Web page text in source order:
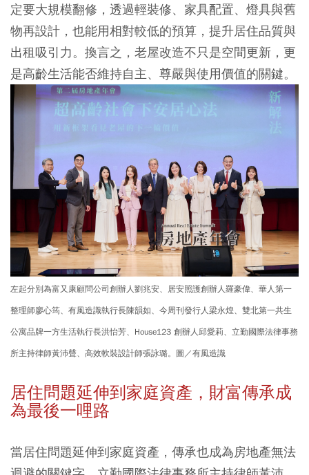
定要大規模翻修，透過輕裝修、家具配置、燈具與舊
物再設計，也能用相對較低的預算，提升居住品質與
出租吸引力。換言之，老屋改造不只是空間更新，更
是高齡生活能否維持自主、尊嚴與使用價值的關鍵。
左起分別為富又康顧問公司創辦人劉兆安、居安照護創辦人羅豪偉、華人第一
整理師廖心筠、有風造識執行長陳韻如、今周刊發行人梁永煌、雙北第一共生
公寓品牌一方生活執行長洪怡芳、House123 創辦人邱愛莉、立勤國際法律事務
所主持律師黃沛聲、高效軟裝設計師張詠璐。圖／有風造識
居住問題延伸到家庭資產，財富傳承成
為最後一哩路
當居住問題延伸到家庭資產，傳承也成為房地產無法